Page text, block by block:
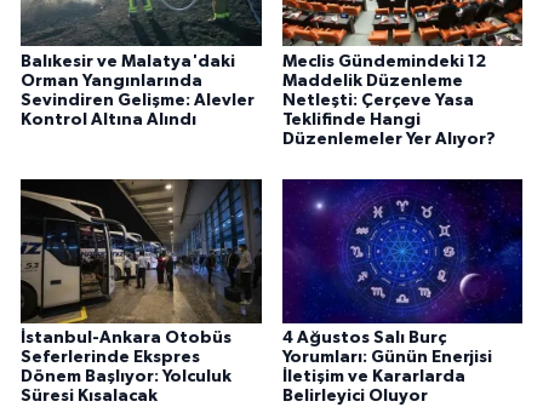
Balıkesir ve Malatya'daki
Orman Yangınlarında
Sevindiren Gelişme: Alevler
Kontrol Altına Alındı
Meclis Gündemindeki 12
Maddelik Düzenleme
Netleşti: Çerçeve Yasa
Teklifinde Hangi
Düzenlemeler Yer Alıyor?
İstanbul-Ankara Otobüs
Seferlerinde Ekspres
Dönem Başlıyor: Yolculuk
Süresi Kısalacak
4 Ağustos Salı Burç
Yorumları: Günün Enerjisi
İletişim ve Kararlarda
Belirleyici Oluyor